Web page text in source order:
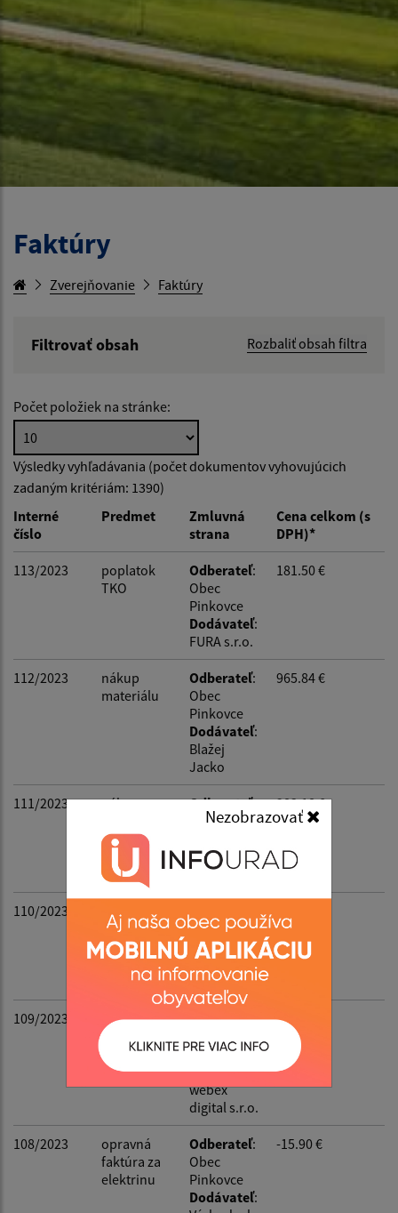
Nezobrazovať
Faktúry
Zverejňovanie Faktúry
Filtrovať obsah
Rozbaliť obsah filtra
Hľadať v:
Typ dátumu:
Dátum od:
Suma od:
Reset
Počet položiek na stránke:
Výsledky vyhľadávania (počet dokumentov vyhovujúcich
zadaným kritériám: 1390)
Interné
číslo
Predmet
Zmluvná
strana
Cena celkom (s
DPH)*
113/2023
poplatok
TKO
Odberateľ:
Obec
Pinkovce
Dodávateľ:
FURA s.r.o.
181.50 €
112/2023
nákup
materiálu
Odberateľ:
Obec
Pinkovce
Dodávateľ:
Blažej
Jacko
965.84 €
111/2023
nákup
Odberateľ:
Obec
Dodávateľ:
RaPas s.r.o.
283.18 €
110/2023
koncesioná
lny
poplatok
Obec
Pinkovce
Dodávateľ:
SOZA
109/2023
poplatok za
web.stránk
Odberateľ:
Pinkovce
Dodávateľ:
webex
digital s.r.o.
30 €
108/2023
opravná
faktúra za
elektrinu
Odberateľ:
Obec
Pinkovce
Dodávateľ:
-15.90 €